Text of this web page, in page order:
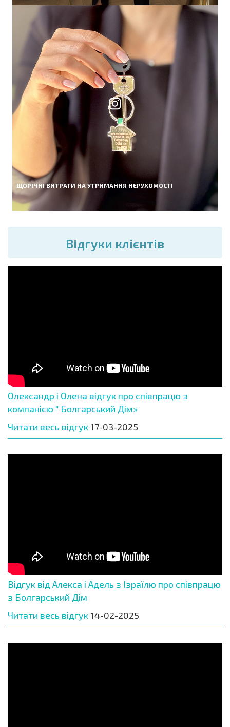
ЩОРІЧНІ ВИТРАТИ НА УТРИМАННЯ НЕРУХОМОСТІ
Вiдгуки клієнтів
Олександр і Олена відгук про співпрацю з
компанією " Болгарський Дім»
Читати весь відгук 17-03-2025
Відгук від Алекса і Адель з Ізраїлю про співпрацю
з Болгарський Дім
Читати весь відгук 14-02-2025